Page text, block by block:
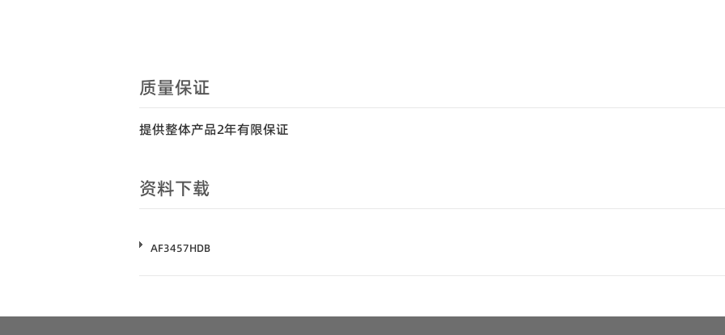
质量保证
提供整体产品2年有限保证
资料下载
AF3457HDB